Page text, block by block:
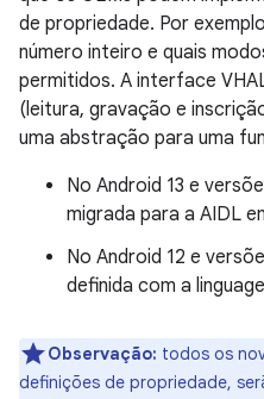
de propriedade. Por
número inteiro e quais
permitidos. A interface
(leitura, gravação e
uma abstração para uma
No Android 13 e
migrada para a AIDL
No Android 12 e
definida com a
Observação: todos os
definições de propriedade,